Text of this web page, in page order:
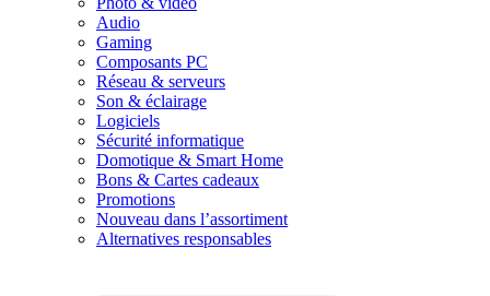
Audio
Gaming
Composants PC
Réseau & serveurs
Son & éclairage
Logiciels
Sécurité informatique
Domotique & Smart Home
Bons & Cartes cadeaux
Promotions
Nouveau dans l’assortiment
Alternatives responsables